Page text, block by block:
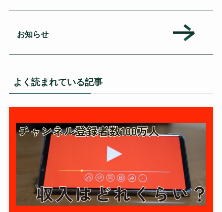
お知らせ
よく読まれている記事